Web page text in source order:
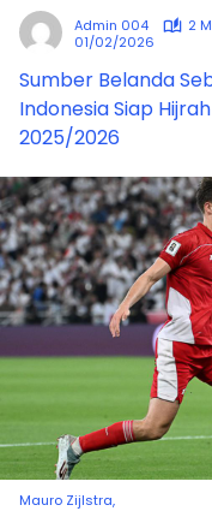
Admin 004
2
01/02/2026
Sumber Belanda
Indonesia Siap
2025/2026
Mauro Zijlstra,